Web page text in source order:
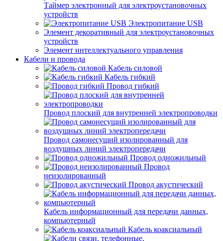
Таймер электронный для электроустановочных
устройств
Электропитание USB
Элемент декоративный для электроустановочных
устройств
Элемент интеллектуального управления
Кабели и провода
Кабель силовой
Кабель гибкий
Провод гибкий
Провод плоский для внутренней электропроводки
Провод самонесущий изолированный для
воздушных линий электропередачи
Провод одножильный
Провод
неизолированный
Провод акустический
Кабель информационный для передачи данных,
компьютерный
Кабель коаксиальный